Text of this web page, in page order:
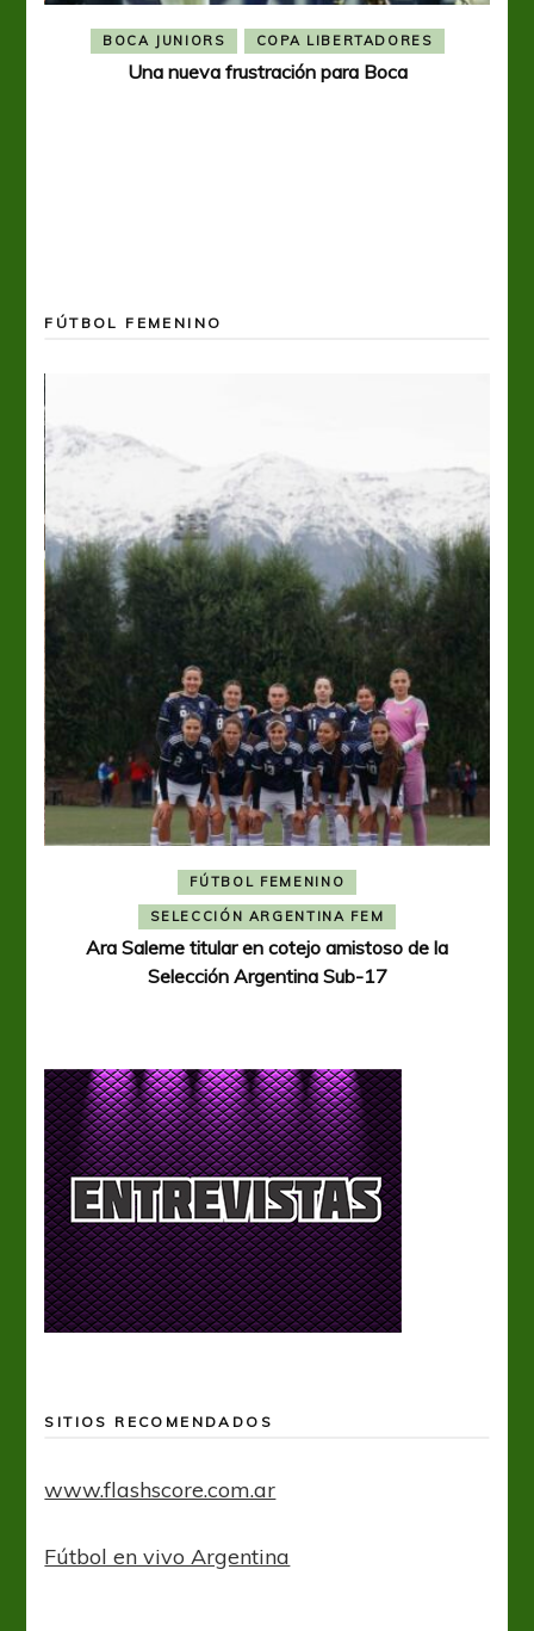
BOCA JUNIORS COPA LIBERTADORES
Una nueva frustración para Boca
FÚTBOL FEMENINO
FÚTBOL FEMENINO
SELECCIÓN ARGENTINA FEM
Ara Saleme titular en cotejo amistoso de la
Selección Argentina Sub-17
SITIOS RECOMENDADOS
www.flashscore.com.ar
Fútbol en vivo Argentina